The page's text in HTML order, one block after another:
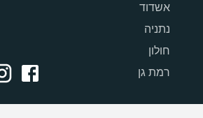
אשדוד
נתניה
חולון
רמת גן